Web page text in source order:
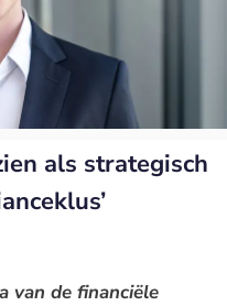
als strategisch
van de financiële